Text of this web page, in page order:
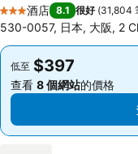
3 星級
酒店 8.1 很好 (31,804
530-0057, 日本, 大阪, 2
低至 $397
查看 8 個網站的價格
低至 $397
查看 8 個網站的價格